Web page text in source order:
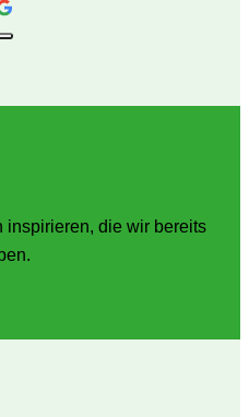
inspirieren, die wir bereits